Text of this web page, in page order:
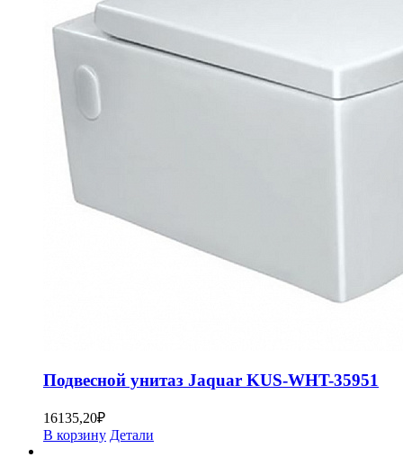
Подвесной унитаз Jaquar KUS-WHT-35951
16135,20₽
В корзину Детали